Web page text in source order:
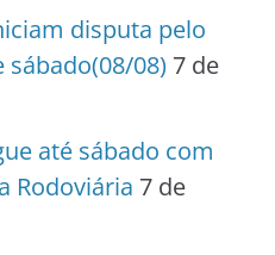
disputa pelo
sábado(08/08) 7 de
até sábado com
Rodoviária 7 de